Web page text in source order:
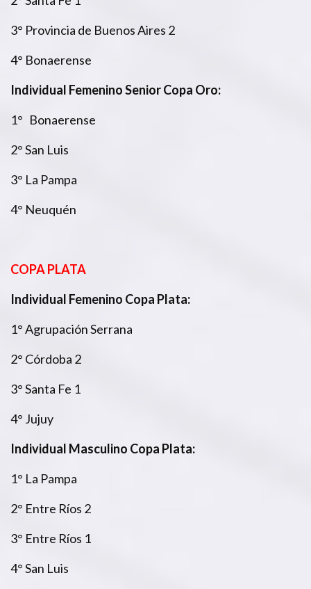
3° Provincia de Buenos Aires 2
4° Bonaerense
Individual Femenino Senior Copa Oro:
1° Bonaerense
2° San Luis
3° La Pampa
4° Neuquén
COPA PLATA
Individual Femenino Copa Plata:
1° Agrupación Serrana
2° Córdoba 2
3° Santa Fe 1
4° Jujuy
Individual Masculino Copa Plata:
1° La Pampa
2° Entre Ríos 2
3° Entre Ríos 1
4° San Luis